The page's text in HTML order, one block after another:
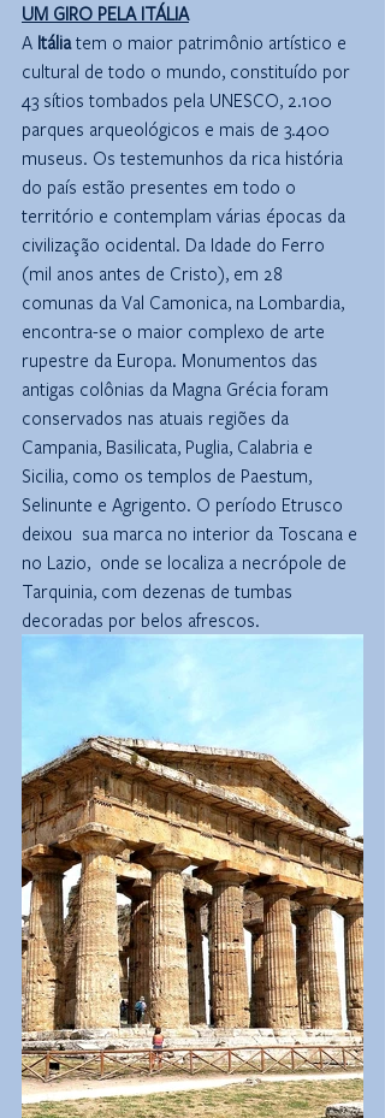
UM GIRO PELA ITÁLIA
A Itália tem o maior patrimônio artístico e
cultural de todo o mundo, constituído por
43 sítios tombados pela UNESCO, 2.100
parques arqueológicos e mais de 3.400
museus. Os testemunhos da rica história
do país estão presentes em todo o
território e contemplam várias épocas da
civilização ocidental. Da Idade do Ferro
(mil anos antes de Cristo), em 28
comunas da Val Camonica, na Lombardia,
encontra-se o maior complexo de arte
rupestre da Europa. Monumentos das
antigas colônias da Magna Grécia foram
conservados nas atuais regiões da
Campania, Basilicata, Puglia, Calabria e
Sicilia, como os templos de Paestum,
Selinunte e Agrigento. O período Etrusco
deixou  sua marca no interior da Toscana e
no Lazio,  onde se localiza a necrópole de
Tarquinia, com dezenas de tumbas
decoradas por belos afrescos.